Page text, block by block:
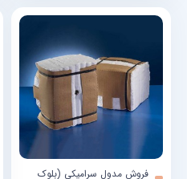
فروش مدول سرامیکی (بلوک